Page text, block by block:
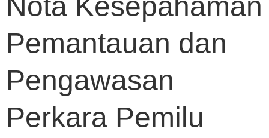
Pemantauan dan
Pengawasan
Perkara Pemilu